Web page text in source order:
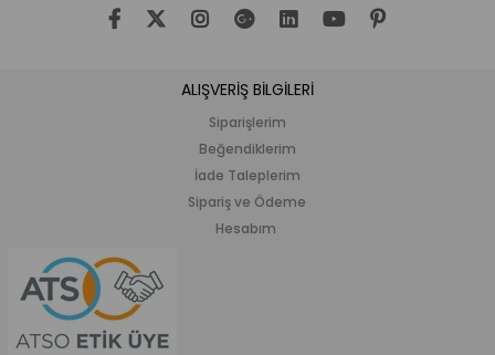
ALIŞVERİŞ BİLGİLERİ
Siparişlerim
Beğendiklerim
İade Taleplerim
Sipariş ve Ödeme
Hesabım